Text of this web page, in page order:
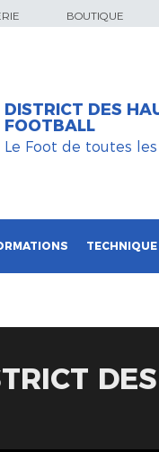
BOUTIQUE
DISTRICT DES
FOOTBALL
Le Foot de toutes
TECHNIQUE